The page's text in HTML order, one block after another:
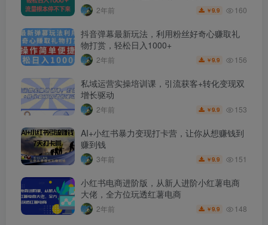
2年前 ￥9.9 160
抖音弹幕最新玩法，利用粉丝好奇心赚取礼
物打赏，轻松日入1000+
2年前 ￥9.9 156
私域运营实操培训课，引流获客+转化变现双
增长驱动
2年前 ￥9.9 153
AI+小红书暴力变现打卡营，让你从想赚钱到
赚到钱
3年前 ￥9.9 151
小红书电商进阶版，从新人进阶小红薯电商
大佬，全方位玩透红薯电商
2年前 ￥9.9 148